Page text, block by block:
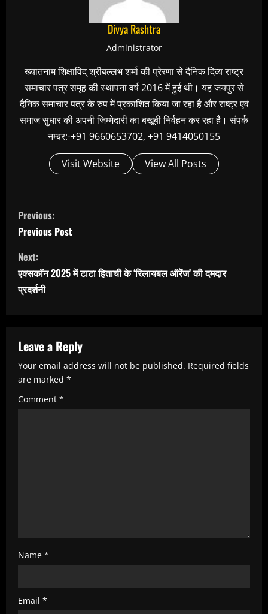
Divya Rashtra
Administrator
ख्यातनाम शिक्षाविद् श्रीबल्लभ शर्मा की प्रेरणा से दैनिक दिव्य राष्ट्र
समाचार पत्र समूह की स्थापना वर्ष 2016 में हुई थी। यह जयपुर से
दैनिक समाचार पत्र के रुप में प्रकाशित किया जा रहा है और राष्ट्र एवं
समाज सुधार की अपनी जिम्मेदारी का बखूबी निर्वहन कर रहा है। संपर्क
नम्बर:-+91 9660653702, +91 9414050155
Visit Website View All Posts
C
o
n
t
i
e
R
e
a
Previous:
Previous Post
Next:
एक्सकॉन 2025 में टाटा हिताची के ‘रिलायबल ऑरेंज’ की दमदार
प्रदर्शनी
Leave a Reply
Your email address will not be published. Required fields
are marked *
Comment *
Name *
Email *